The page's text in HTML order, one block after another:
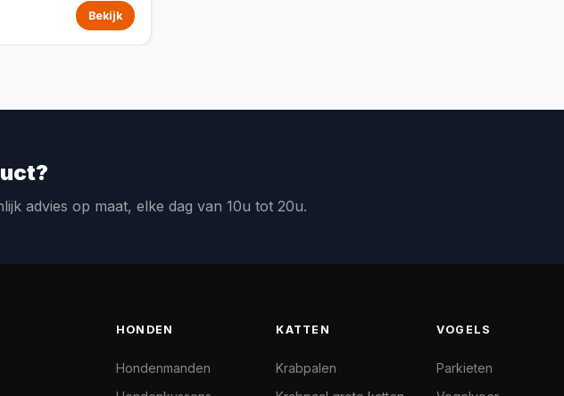
Bekijk
advies op maat, elke dag van 10u tot 20u.
HONDEN
Hondenmanden
KATTEN
Krabpalen
VOGELS
Parkieten